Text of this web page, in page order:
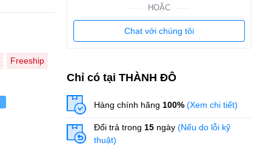
Freeship
HOẶC
Chat với chúng tôi
Chỉ có tại THÀNH ĐÔ
Hàng chính hãng 100% (Xem chi tiết)
Đổi trả trong 15ngày (Nếu do lỗi kỹ
thuật)